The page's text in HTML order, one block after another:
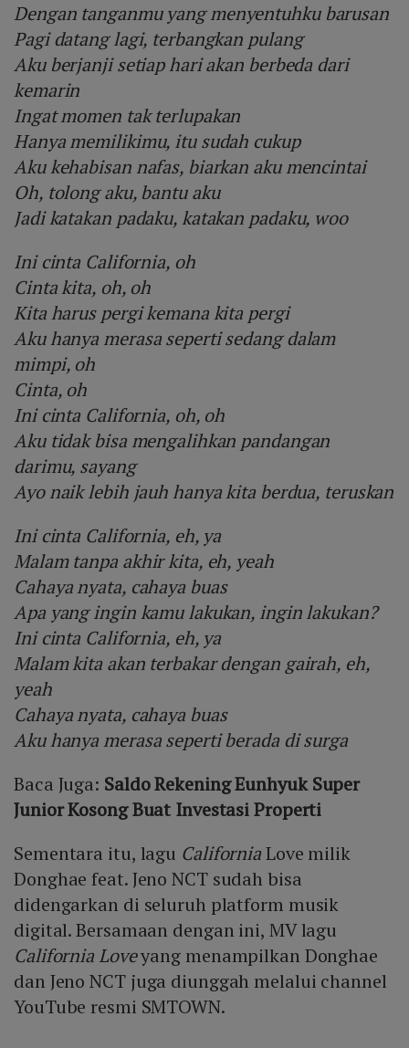
Dengan tanganmu yang menyentuhku barusan
Pagi datang lagi, terbangkan pulang
Aku berjanji setiap hari akan berbeda dari
kemarin
Ingat momen tak terlupakan
Hanya memilikimu, itu sudah cukup
Aku kehabisan nafas, biarkan aku mencintai
Oh, tolong aku, bantu aku
Jadi katakan padaku, katakan padaku, woo
Ini cinta California, oh
Cinta kita, oh, oh
Kita harus pergi kemana kita pergi
Aku hanya merasa seperti sedang dalam
mimpi, oh
Cinta, oh
Ini cinta California, oh, oh
Aku tidak bisa mengalihkan pandangan
darimu, sayang
Ayo naik lebih jauh hanya kita berdua, teruskan
Ini cinta California, eh, ya
Malam tanpa akhir kita, eh, yeah
Cahaya nyata, cahaya buas
Apa yang ingin kamu lakukan, ingin lakukan?
Ini cinta California, eh, ya
Malam kita akan terbakar dengan gairah, eh,
yeah
Cahaya nyata, cahaya buas
Aku hanya merasa seperti berada di surga
Baca Juga: Saldo Rekening Eunhyuk Super
Junior Kosong Buat Investasi Properti
Sementara itu, lagu CaliforniaLove milik
Donghae feat. Jeno NCT sudah bisa
didengarkan di seluruh platform musik
digital. Bersamaan dengan ini, MV lagu
California Loveyang menampilkan Donghae
dan Jeno NCT juga diunggah melalui channel
YouTube resmi SMTOWN.